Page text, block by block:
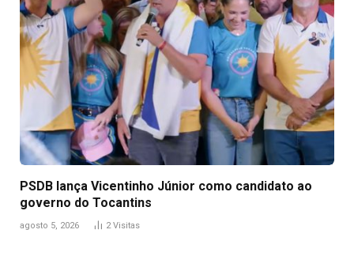
PSDB lança Vicentinho Júnior como candidato ao
governo do Tocantins
agosto 5, 2026 2Visitas